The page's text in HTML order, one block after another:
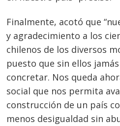
Finalmente, acotó que
y agradecimiento a los
chilenos de los diversos
puesto que sin ellos
concretar. Nos queda
social que nos permita
construcción de un país
menos desigualdad sin
Navegación
de
entradas